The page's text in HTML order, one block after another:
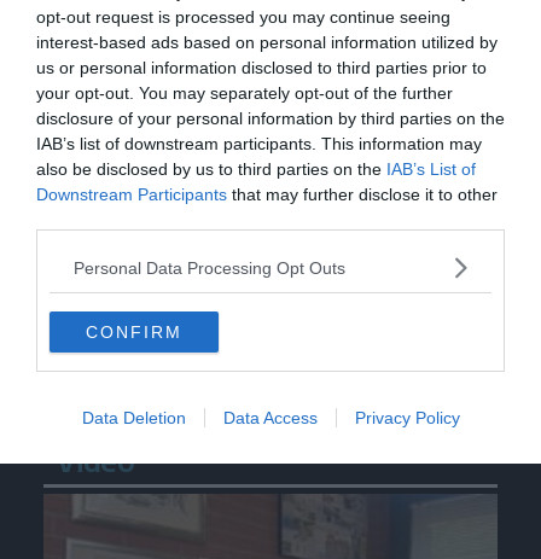
opt-out request is processed you may continue seeing
interest-based ads based on personal information utilized by
us or personal information disclosed to third parties prior to
your opt-out. You may separately opt-out of the further
disclosure of your personal information by third parties on the
IAB’s list of downstream participants. This information may
also be disclosed by us to third parties on the IAB’s List of
Downstream Participants that may further disclose it to other
Personal Data Processing Opt Outs
CONFIRM
Data Deletion Data Access Privacy Policy
Video